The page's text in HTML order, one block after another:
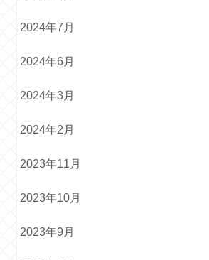
2024年7月
2024年6月
2024年3月
2024年2月
2023年11月
2023年10月
2023年9月